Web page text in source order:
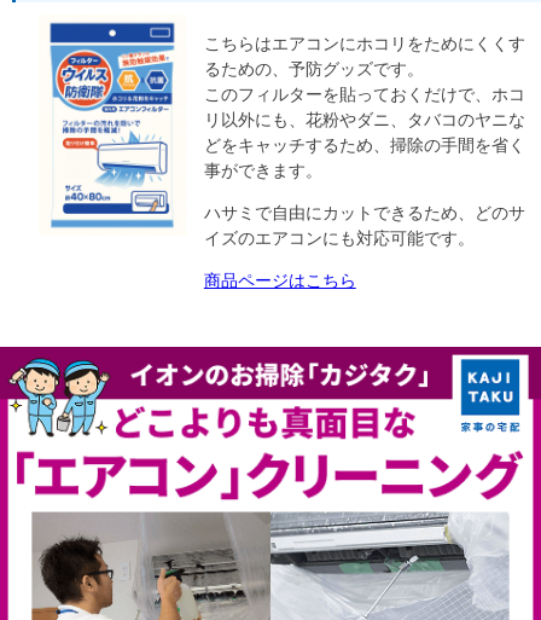
こちらはエアコンにホコリをためにくくす
るための、予防グッズです。
このフィルターを貼っておくだけで、ホコ
リ以外にも、花粉やダニ、タバコのヤニな
どをキャッチするため、掃除の手間を省く
事ができます。
ハサミで自由にカットできるため、どのサ
イズのエアコンにも対応可能です。
商品ページはこちら